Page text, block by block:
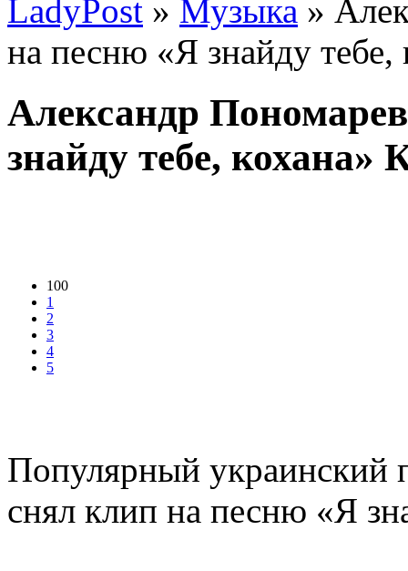
LadyPost » Музыка »
на песню «Я знайду
Александр
знайду тебе,
100
1
2
3
4
5
Популярный украинский
снял клип на песню «Я